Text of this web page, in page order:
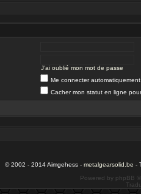
J’ai oublié mon mot de passe
Me connecter
Cacher mon statut en ligne
© 2002 - 2014 Aimgehess - metalgearsolid.be -
Powered by phpBB